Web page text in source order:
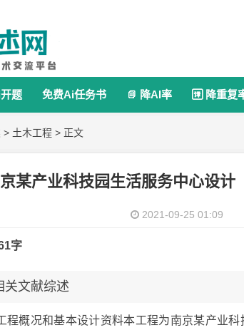
题 免费Ai任务书  降AI率  降重复
> 土木工程 > 正文
某产业科技园生活服务中心设计
2021-09-25 01:09
字
关文献综述
程概况和基本设计资料本工程为南京某产业